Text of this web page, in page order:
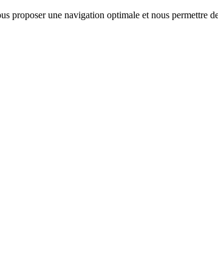
proposer une navigation optimale et nous permettre